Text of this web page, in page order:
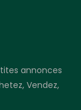
annonces
Vendez,